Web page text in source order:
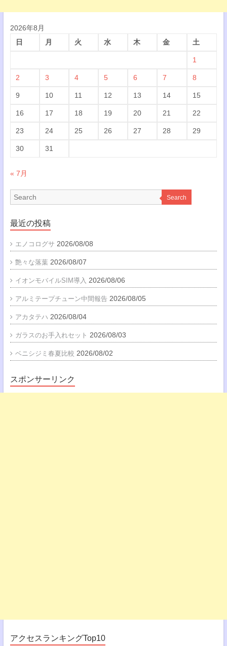
2026年8月
日
月 火 水 木 金 土
1
2 3 4 5 6 7 8
9 10 11 12 13 14 15
16 17 18 19 20 21 22
23 24 25 26 27 28 29
30 31
« 7月
Search
最近の投稿
エノコログサ 2026/08/08
艶々な落葉 2026/08/07
イオンモバイルSIM導入 2026/08/06
アルミテープチューン中間報告 2026/08/05
アカタテハ 2026/08/04
ガラスのお手入れセット 2026/08/03
ベニシジミ春夏比較 2026/08/02
スポンサーリンク
アクセスランキングTop10